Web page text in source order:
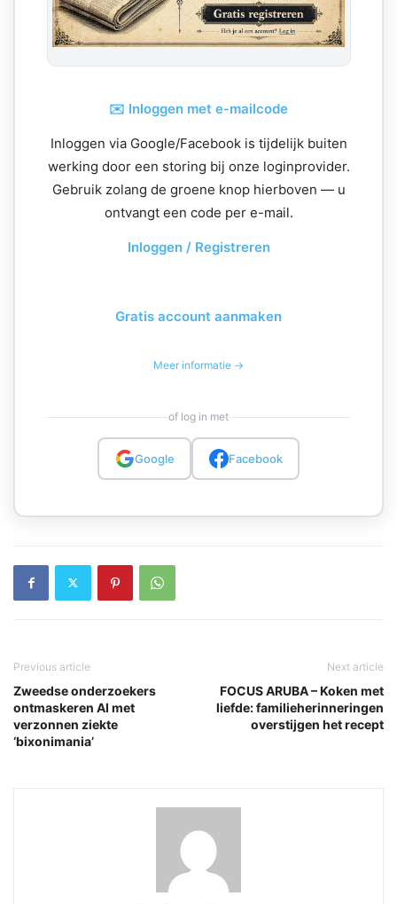
✉️ Inloggen met e-mailcode
Inloggen via Google/Facebook is tijdelijk buiten
werking door een storing bij onze loginprovider.
Gebruik zolang de groene knop hierboven — u
ontvangt een code per e-mail.
Inloggen / Registreren
Gratis account aanmaken
Meer informatie →
of log in met
Google Facebook
Previous article
Zweedse onderzoekers
ontmaskeren AI met
verzonnen ziekte
‘bixonimania’
Next article
FOCUS ARUBA – Koken met
liefde: familieherinneringen
overstijgen het recept